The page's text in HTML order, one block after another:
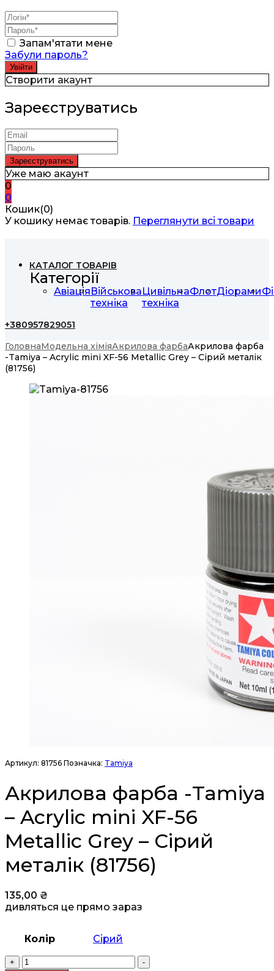
Запам'ятати мене
Забули пароль?
Створити акаунт
Зареєструватись
Уже маю акаунт
0
0
Кошик(0)
У кошику немає товарів. Переглянути всі товари
КАТАЛОГ ТОВАРІВ
Категорії
АвіаціяВійськова
техніка
Цивільна
техніка
ФлотДіорами
+380957829051
ГоловнаМодельна хіміяАкрилова фарбаАкрилова фарба
-Tamiya – Acrylic mini XF-56 Metallic Grey – Сірий металік
(81756)
Артикул: 81756 Позначка: Tamiya
Акрилова фарба -Tamiya
– Acrylic mini XF-56
Metallic Grey – Сірий
металік (81756)
135,00 ₴
дивляться це прямо зараз
Колір Сірий
+
Акрилова
-